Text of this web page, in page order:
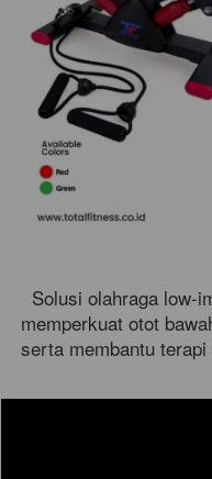
Solusi olahraga low-
memperkuat otot
serta membantu